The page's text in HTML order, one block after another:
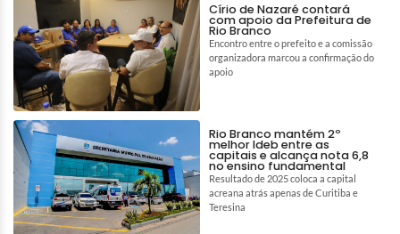
Círio de Nazaré contará
com apoio da Prefeitura de
Rio Branco
Encontro entre o prefeito e a comissão
organizadora marcou a confirmação do
apoio
Rio Branco mantém 2º
melhor Ideb entre as
capitais e alcança nota 6,8
no ensino fundamental
Resultado de 2025 coloca a capital
acreana atrás apenas de Curitiba e
Teresina